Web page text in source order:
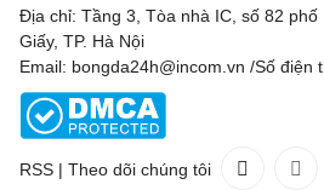
Địa chỉ: Tầng 3, Tòa nhà IC, số 82
Giấy, TP. Hà Nội
Email: bongda24h@incom.vn /Số điện
RSS | Theo dõi chúng tôi